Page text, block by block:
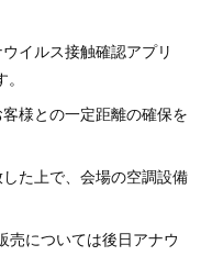
イルス接触確認アプリ
様との一定距離の確保を
た上で、会場の空調設備
売については後日アナウ